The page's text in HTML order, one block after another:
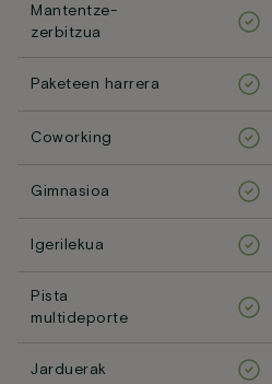
Mantentze-
zerbitzua
Paketeen harrera
Coworking
Gimnasioa
Igerilekua
Pista
multideporte
Jarduerak